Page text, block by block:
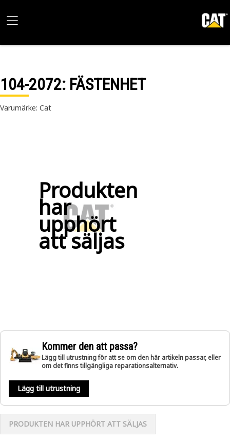
104-2072: FÄSTENHET
Varumärke: Cat
Produkten
har
upphört
att säljas
Kommer den att passa?
Lägg till utrustning för att se om den här artikeln passar, eller
om det finns tillgängliga reparationsalternativ.
Lägg till utrustning
PRODUKTEN HAR UPPHÖRT ATT SÄLJAS